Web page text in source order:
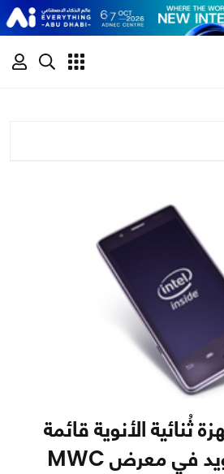
ثُنائية الأنوية قائمة
على نظام الأندرويد في معرض MWC